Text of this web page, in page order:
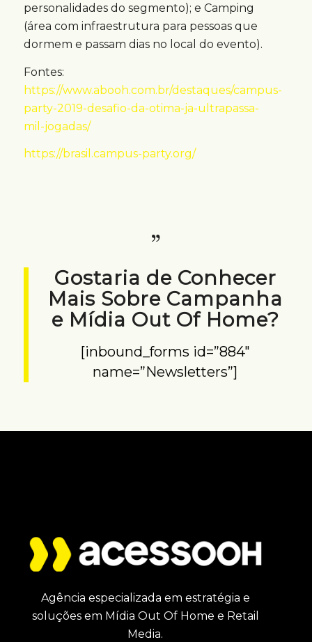
personalidades do segmento); e Camping
(área com infraestrutura para pessoas que
dormem e passam dias no local do evento).
Fontes:
https://www.abooh.com.br/destaques/campus-
party-2019-desafio-da-otima-ja-ultrapassa-
mil-jogadas/
https://brasil.campus-party.org/
Gostaria de Conhecer
Mais Sobre Campanha
e Mídia Out Of Home?
[inbound_forms id=”884″
name=”Newsletters”]
Agência especializada em estratégia e
soluções em Mídia Out Of Home e Retail
Media.